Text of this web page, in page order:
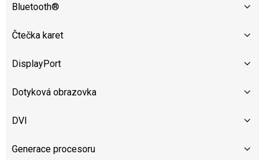
Bluetooth®
Čtečka karet
DisplayPort
Dotyková obrazovka
DVI
Generace procesoru